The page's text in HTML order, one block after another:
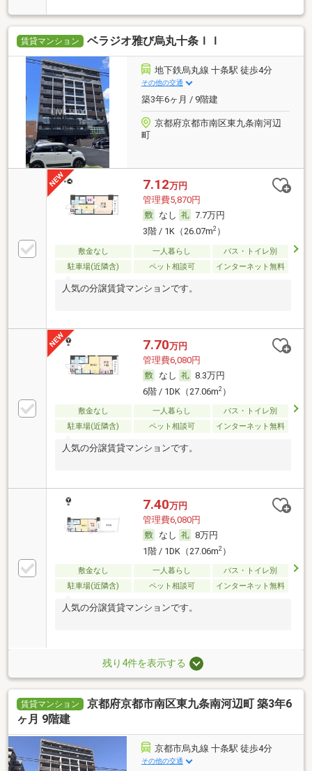
賃貸マンション ベラジオ雅び烏丸十条ＩＩ
地下鉄烏丸線 十条駅 徒歩4分
その他の交通
築3年6ヶ月 / 9階建
京都府京都市南区東九条南河辺
町
7.12万円
管理費5,870円
なし
7.7万円
3階 / 1K（26.07m2）
敷金なし 一人暮らし
バス・トイレ別
駐車場(近隣含)
ペット相談可 インターネット無料
人気の分譲賃貸マンションです。
7.70万円
管理費6,080円
なし
8.3万円
6階 / 1DK（27.06m2）
敷金なし 一人暮らし
バス・トイレ別
駐車場(近隣含)
ペット相談可 インターネット無料
人気の分譲賃貸マンションです。
7.40万円
管理費6,080円
なし
8万円
1階 / 1DK（27.06m2）
敷金なし 一人暮らし
バス・トイレ別
駐車場(近隣含)
ペット相談可 インターネット無料
人気の分譲賃貸マンションです。
残り4件を表示する
賃貸マンション
京都府京都市南区東九条南河辺町 築3年6
ヶ月 9階建
京都市烏丸線 十条駅 徒歩4分
その他の交通